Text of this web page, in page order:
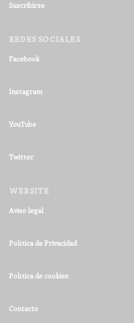
Suscribirse
REDES SOCIALES
Facebook
Instagram
YouTube
Twitter
WEBSITE
Aviso legal
Política de Privacidad
Política de cookies
Contacto